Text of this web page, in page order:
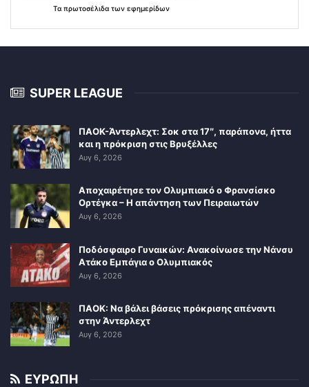
Τα πρωτοσέλιδα των εφημερίδων
SUPER LEAGUE
ΠΑΟΚ-Άντερλεχτ: Σοκ στα 17″, παράπονα, ήττα
και η πρόκριση στις Βρυξέλλες
Αυγ 6, 2026
Αποχαιρέτησε τον Ολυμπιακό ο Φρανσίσκο
Ορτέγκα – Η απάντηση των Πειραιωτών
Αυγ 6, 2026
Ποδόσφαιρο Γυναικών: Ανακοίνωσε την Νάνσυ
Ατάκο Εμπάγια ο Ολυμπιακός
Αυγ 6, 2026
ΠΑΟΚ: Να βάλει βάσεις πρόκρισης απέναντι
στην Άντερλεχτ
Αυγ 6, 2026
ΕΥΡΩΠΗ